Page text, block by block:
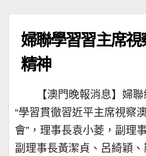
婦聯學習習主席
精神
【澳門晚報消息】婦
“學習貫徹習近平主席視察
會”，理事長袁小菱，副理
副理事長黃潔貞、呂綺穎